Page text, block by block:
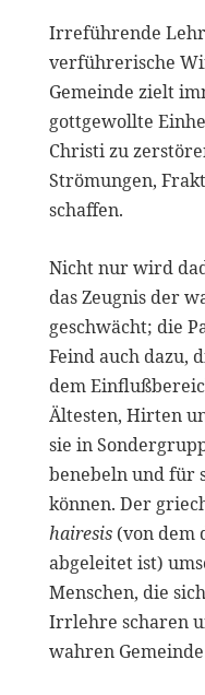
Irreführende
verführerische
Gemeinde zielt
gottgewollte
Christi zu
Strömungen,
schaffen.
Nicht nur wird
das Zeugnis der
geschwächt; die
Feind auch dazu,
dem
Ältesten, Hirten
sie in
benebeln und für
können. Der
hairesis (von dem
abgeleitet ist)
Menschen, die
Irrlehre scharen
wahren